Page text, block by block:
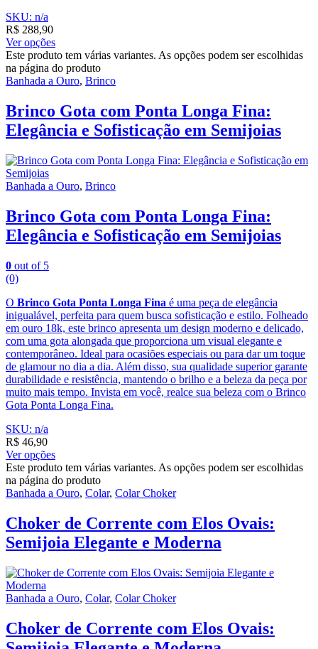
SKU: n/a
R$ 288,90
Ver opções
Este produto tem várias variantes. As opções podem ser escolhidas
na página do produto
Banhada a Ouro, Brinco
Brinco Gota com Ponta Longa Fina:
Elegância e Sofisticação em Semijoias
Banhada a Ouro, Brinco
Brinco Gota com Ponta Longa Fina:
Elegância e Sofisticação em Semijoias
0 out of 5
(0)
O Brinco Gota Ponta Longa Fina é uma peça de elegância
inigualável, perfeita para quem busca sofisticação e estilo. Folheado
em ouro 18k, este brinco apresenta um design moderno e delicado,
com uma gota alongada que proporciona um visual elegante e
contemporâneo. Ideal para ocasiões especiais ou para dar um toque
de glamour no dia a dia. Além disso, sua qualidade superior garante
durabilidade e resistência, mantendo o brilho e a beleza da peça por
muito mais tempo. Invista em você, realce sua beleza com o Brinco
Gota Ponta Longa Fina.
SKU: n/a
R$ 46,90
Ver opções
Este produto tem várias variantes. As opções podem ser escolhidas
na página do produto
Banhada a Ouro, Colar, Colar Choker
Choker de Corrente com Elos Ovais:
Semijoia Elegante e Moderna
Banhada a Ouro, Colar, Colar Choker
Choker de Corrente com Elos Ovais: